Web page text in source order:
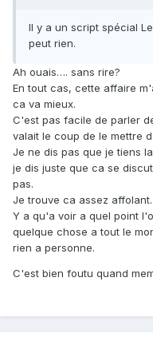
Il y a un script spécial
peut rien.
Ah ouais…. sans rire?
En tout cas, cette affaire
ca va mieux.
C'est pas facile de parler
valait le coup de le mettre
Je ne dis pas que je tiens
je dis juste que ca se
pas.
Je trouve ca assez affolant.
Y a qu'a voir a quel point
quelque chose a tout le
rien a personne.
C'est bien foutu quand